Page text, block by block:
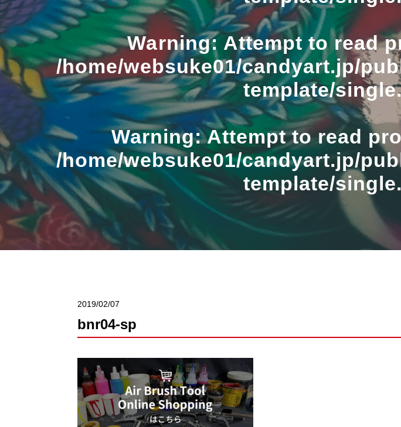
Warning: Attempt to read
/home/websuke01/candyart.jp/
template/
Warning: Attempt to read
/home/websuke01/candyart.jp/
template/
2019/02/07
bnr04-sp